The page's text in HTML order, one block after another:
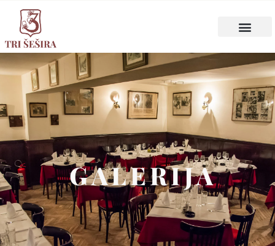
GALERIJA